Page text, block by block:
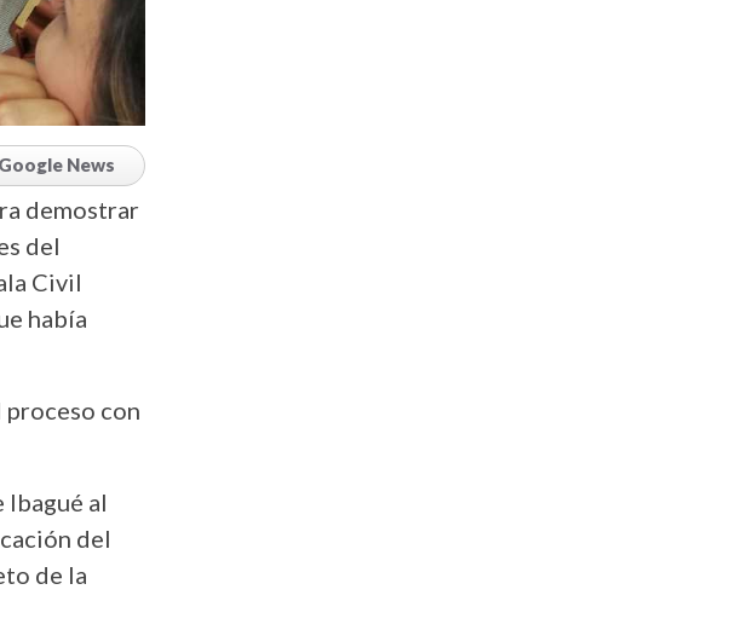
Google News
demostrar
del
Civil
había
con
al
del
de la